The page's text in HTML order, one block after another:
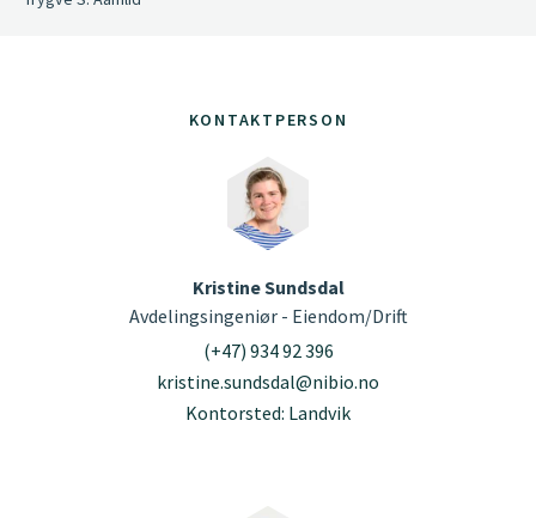
KONTAKTPERSON
Kristine Sundsdal
Avdelingsingeniør - Eiendom/Drift
(+47) 934 92 396
kristine.sundsdal@nibio.no
Kontorsted: Landvik